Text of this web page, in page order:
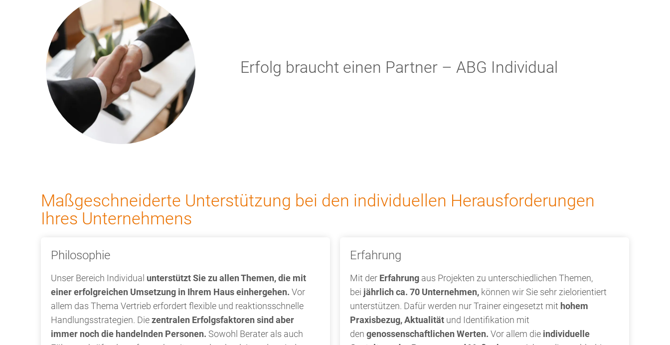
Erfolg braucht einen Partner – ABG Individual
Maßgeschneiderte Unterstützung bei den individuellen Herausforderungen
Ihres Unternehmens
Philosophie
Unser Bereich Individual unterstützt Sie zu allen Themen, die mit
einer erfolgreichen Umsetzung in Ihrem Haus einhergehen. Vor
allem das Thema Vertrieb erfordert flexible und reaktionsschnelle
Handlungsstrategien. Die zentralen Erfolgsfaktoren sind aber
immer noch die handelnden Personen. Sowohl Berater als auch
Erfahrung
Mit der Erfahrung aus Projekten zu unterschiedlichen Themen,
bei jährlich ca. 70 Unternehmen, können wir Sie sehr zielorientiert
unterstützen. Dafür werden nur Trainer eingesetzt mit hohem
Praxisbezug, Aktualität und Identifikation mit
den genossenschaftlichen Werten. Vor allem die individuelle